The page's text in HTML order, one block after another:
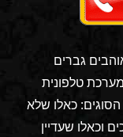
גברים
הקיים לפני כ-10 שנים מערכת טלפונית
כאלו שלא
וכאלו שעדיין